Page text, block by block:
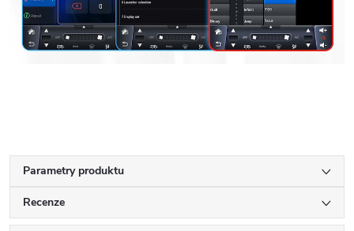
Parametry produktu
Recenze